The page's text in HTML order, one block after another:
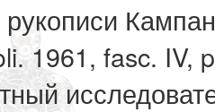
1961, fasc. IV,